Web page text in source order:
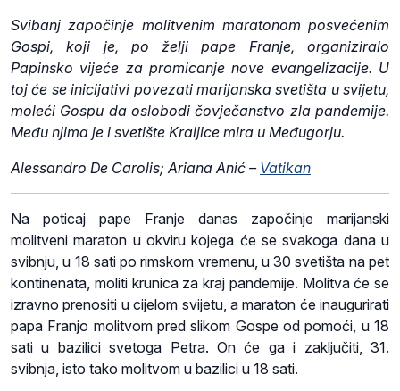
Svibanj započinje molitvenim maratonom posvećenim
Gospi, koji je, po želji pape Franje, organiziralo
Papinsko vijeće za promicanje nove evangelizacije. U
toj će se inicijativi povezati marijanska svetišta u svijetu,
moleći Gospu da oslobodi čovječanstvo zla pandemije.
Među njima je i svetište Kraljice mira u Međugorju.
Alessandro De Carolis; Ariana Anić – Vatikan
Na poticaj pape Franje danas započinje marijanski
molitveni maraton u okviru kojega će se svakoga dana u
svibnju, u 18 sati po rimskom vremenu, u 30 svetišta na pet
kontinenata, moliti krunica za kraj pandemije. Molitva će se
izravno prenositi u cijelom svijetu, a maraton će inaugurirati
papa Franjo molitvom pred slikom Gospe od pomoći, u 18
sati u bazilici svetoga Petra. On će ga i zaključiti, 31.
svibnja, isto tako molitvom u bazilici u 18 sati.